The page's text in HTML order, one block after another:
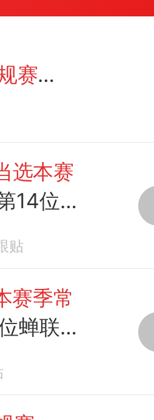
赛
选本赛
14位连
贴
赛季常
蝉联得